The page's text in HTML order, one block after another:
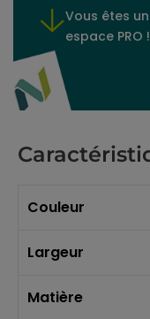
Vous êtes
espace PRO !
Couleur
Largeur
Matière